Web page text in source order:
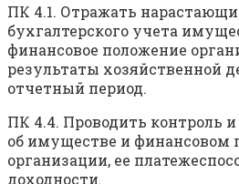
ПК 4.1. Отражать
бухгалтерского учета
финансовое положение
результаты хозяйственной
отчетный период.
ПК 4.4. Проводить контроль
об имуществе и финансовом
организации, ее
доходности.